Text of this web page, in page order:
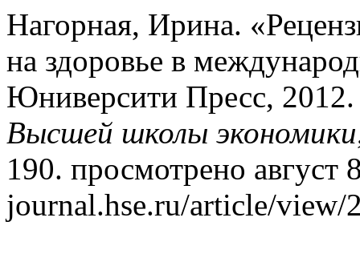
Нагорная, Ирина.
на здоровье в
Юниверсити Пресс,
Высшей школы экономики
190. просмотрено
journal.hse.ru/article/view/